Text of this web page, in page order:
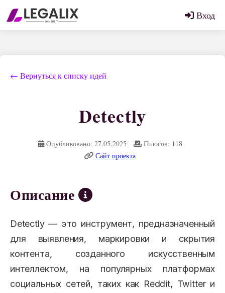
Вход
← Вернуться к списку идей
Detectly
Опубликовано: 27.05.2025
Голосов: 118
Сайт проекта
Описание
Detectly — это инструмент, предназначенный
для выявления, маркировки и скрытия
контента, созданного искусственным
интеллектом, на популярных платформах
социальных сетей, таких как Reddit, Twitter и